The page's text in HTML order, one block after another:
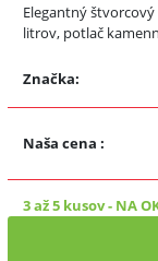
Elegantný
litrov, potlač
Značka:
Naša cena :
3 až 5 kusov- NA